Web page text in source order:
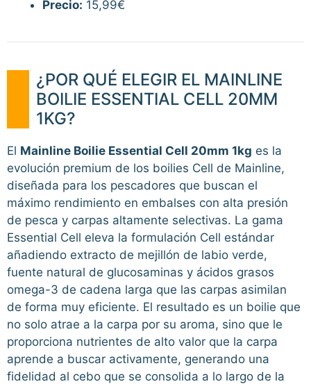
Precio: 15,99€
¿POR QUÉ ELEGIR EL MAINLINE
BOILIE ESSENTIAL CELL 20MM
1KG?
El Mainline Boilie Essential Cell 20mm 1kg es la
evolución premium de los boilies Cell de Mainline,
diseñada para los pescadores que buscan el
máximo rendimiento en embalses con alta presión
de pesca y carpas altamente selectivas. La gama
Essential Cell eleva la formulación Cell estándar
añadiendo extracto de mejillón de labio verde,
fuente natural de glucosaminas y ácidos grasos
omega-3 de cadena larga que las carpas asimilan
de forma muy eficiente. El resultado es un boilie que
no solo atrae a la carpa por su aroma, sino que le
proporciona nutrientes de alto valor que la carpa
aprende a buscar activamente, generando una
fidelidad al cebo que se consolida a lo largo de la